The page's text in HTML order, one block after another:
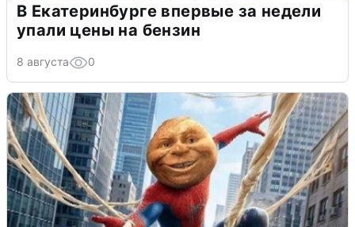
В Екатеринбурге впервые за недели
упали цены на бензин
8 августа 0